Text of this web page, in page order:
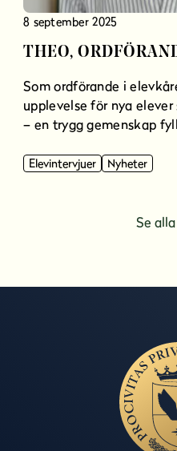
8 september 2025
THEO,
Som ordförande i
upplevelse för nya
– en trygg gemenskap
Elevintervjuer Nyheter
Se